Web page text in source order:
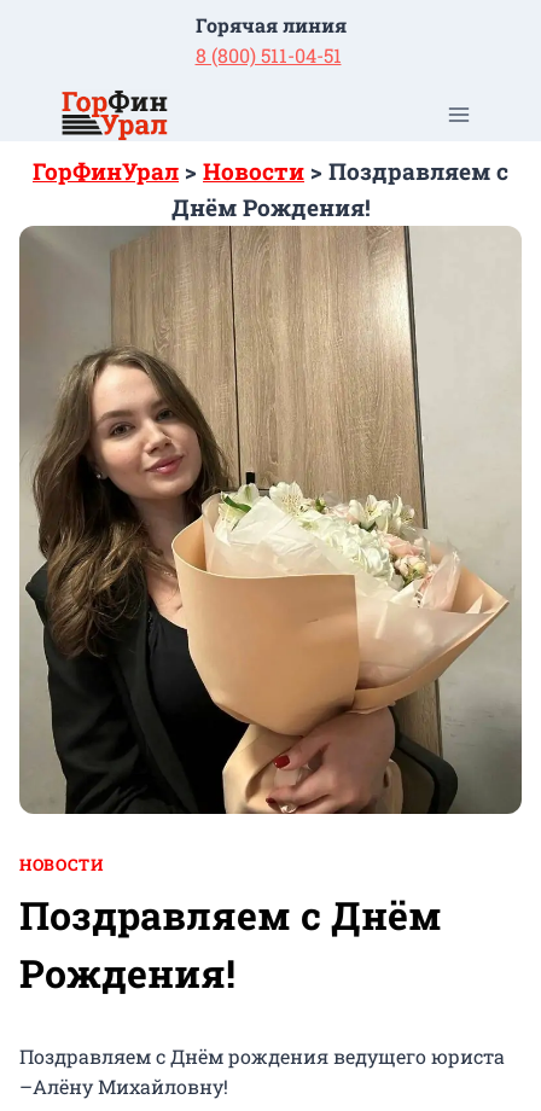
содержимому
Горячая линия
8 (800) 511-04-51
ГорФинУрал > Новости > Поздравляем с
Днём Рождения!
НОВОСТИ
Поздравляем с Днём
Рождения!
Поздравляем с Днём рождения ведущего юриста
–Алёну Михайловну!